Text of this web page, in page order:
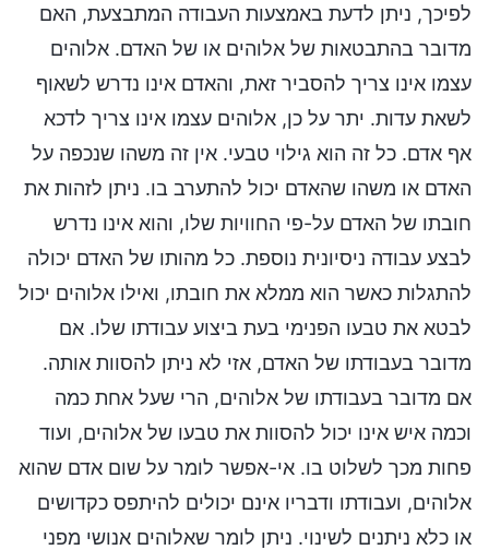
לפיכך, ניתן לדעת באמצעות העבודה המתבצעת, האם
מדובר בהתבטאות של אלוהים או של האדם. אלוהים
עצמו אינו צריך להסביר זאת, והאדם אינו נדרש לשאוף
לשאת עדות. יתר על כן, אלוהים עצמו אינו צריך לדכא
אף אדם. כל זה הוא גילוי טבעי. אין זה משהו שנכפה על
האדם או משהו שהאדם יכול להתערב בו. ניתן לזהות את
חובתו של האדם על-פי החוויות שלו, והוא אינו נדרש
לבצע עבודה ניסיונית נוספת. כל מהותו של האדם יכולה
להתגלות כאשר הוא ממלא את חובתו, ואילו אלוהים יכול
לבטא את טבעו הפנימי בעת ביצוע עבודתו שלו. אם
מדובר בעבודתו של האדם, אזי לא ניתן להסוות אותה.
אם מדובר בעבודתו של אלוהים, הרי שעל אחת כמה
וכמה איש אינו יכול להסוות את טבעו של אלוהים, ועוד
פחות מכך לשלוט בו. אי-אפשר לומר על שום אדם שהוא
אלוהים, ועבודתו ודבריו אינם יכולים להיתפס כקדושים
או כלא ניתנים לשינוי. ניתן לומר שאלוהים אנושי מפני